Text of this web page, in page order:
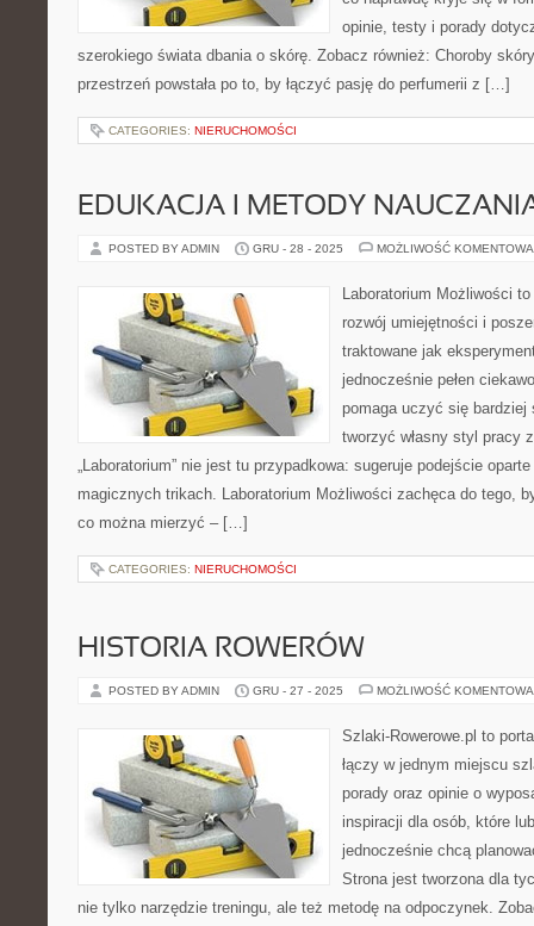
opinie, testy i porady
szerokiego świata dbania o skórę. Zobacz również: Choroby
przestrzeń powstała po to, by łączyć pasję do perfumerii z […]
CATEGORIES: NIERUCHOMOŚCI
EDUKACJA I METODY
POSTED BY ADMIN GRU - 28 - 2025 MOŻLIWOŚĆ
Laboratorium Możliwości
rozwój umiejętności i
traktowane jak
jednocześnie pełen
pomaga uczyć się bardziej
tworzyć własny styl pracy
„Laboratorium” nie jest tu przypadkowa: sugeruje podejście
magicznych trikach. Laboratorium Możliwości zachęca do tego,
co można mierzyć – […]
CATEGORIES: NIERUCHOMOŚCI
HISTORIA ROWERÓW
POSTED BY ADMIN GRU - 27 - 2025 MOŻLIWOŚĆ
Szlaki-Rowerowe.pl to
łączy w jednym miejscu
porady oraz opinie o
inspiracji dla osób, które
jednocześnie chcą
Strona jest tworzona dla
nie tylko narzędzie treningu, ale też metodę na odpoczynek.